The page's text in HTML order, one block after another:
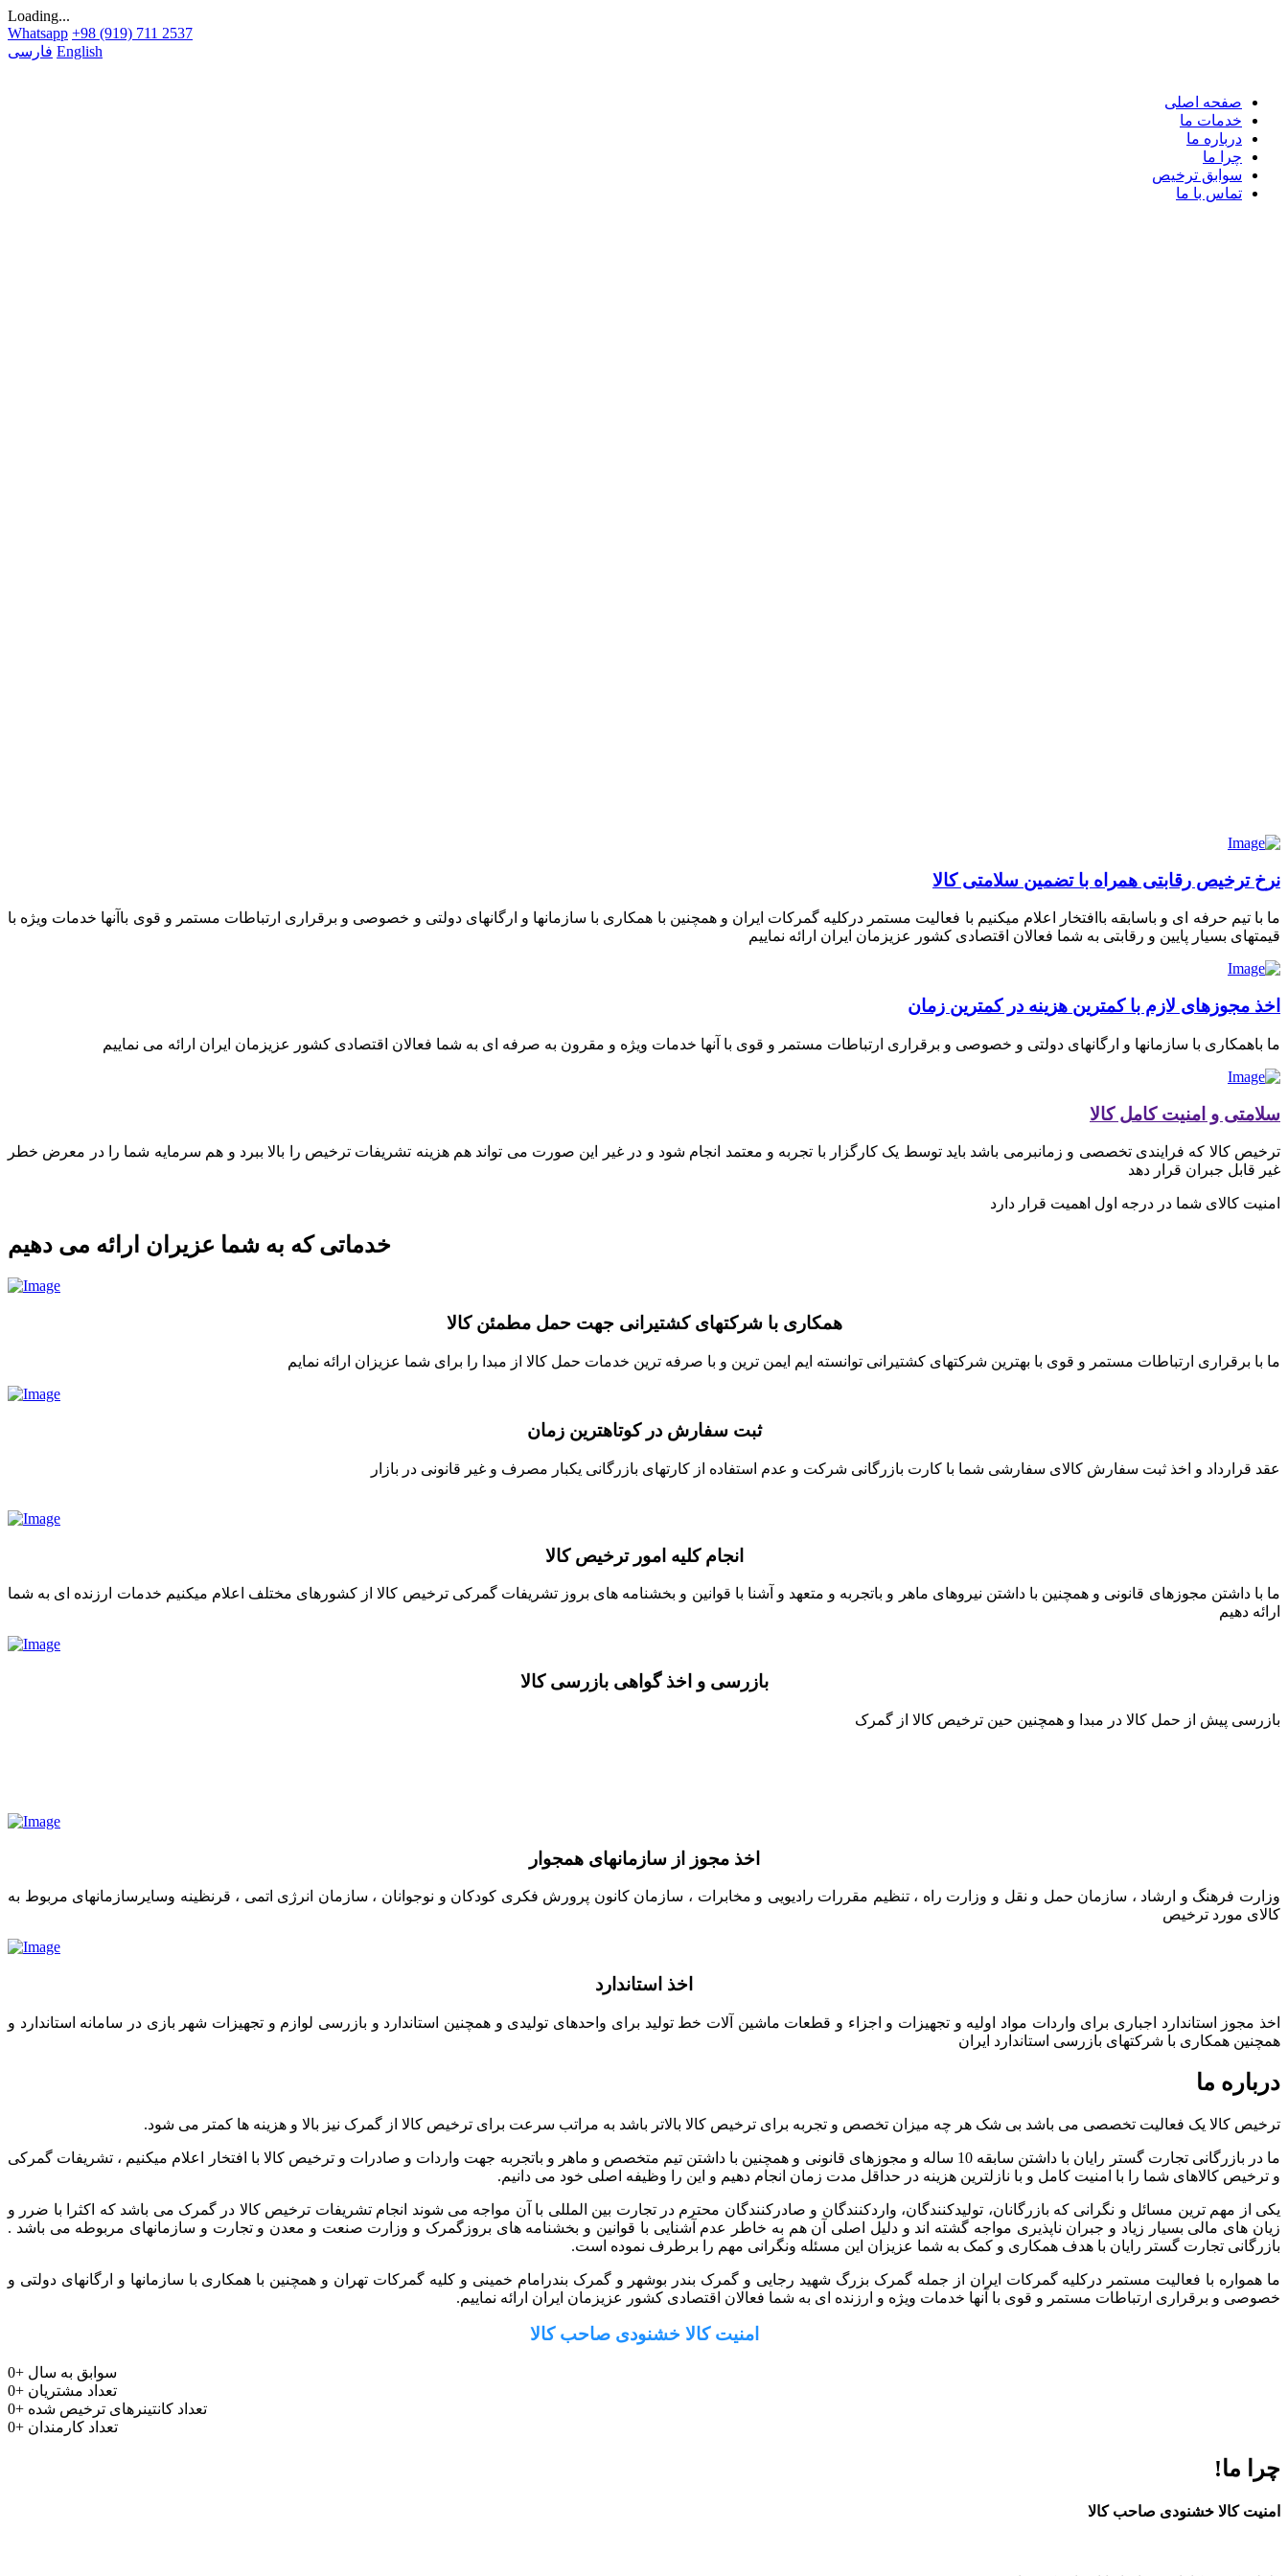
Loading...
Whatsapp +98 (919) 711 2537
فارسی English
صفحه اصلی
خدمات ما
درباره ما
چرا ما
سوابق ترخیص
تماس با ما
نرخ ترخیص رقابتی همراه با تضمین سلامتی کالا
ما با تیم حرفه ای و باسابقه باافتخار اعلام میکنیم با فعالیت مستمر درکلیه گمرکات ایران و همچنین با همکاری با سازمانها و ارگانهای دولتی و خصوصی و برقراری ارتباطات مستمر و قوی باآنها خدمات ویژه با
قیمتهای بسیار پایین و رقابتی به شما فعالان اقتصادی کشور عزیزمان ایران ارائه نماییم
اخذ مجوزهای لازم با کمترین هزینه در کمترین زمان
ما باهمکاری با سازمانها و ارگانهای دولتی و خصوصی و برقراری ارتباطات مستمر و قوی با آنها خدمات ویژه و مقرون به صرفه ای به شما فعالان اقتصادی کشور عزیزمان ایران ارائه می نماییم
سلامتی و امنیت کامل کالا
ترخیص کالا که فرایندی تخصصی و زمانبرمی باشد باید توسط یک کارگزار با تجربه و معتمد انجام شود و در غیر این صورت می تواند هم هزینه تشریفات ترخیص را بالا ببرد و هم سرمایه شما را در معرض خطر
غیر قابل جبران قرار دهد
امنیت کالای شما در درجه اول اهمیت قرار دارد
خدماتی که به شما عزیران ارائه می دهیم
همکاری با شرکتهای کشتیرانی جهت حمل مطمئن کالا
ما با برقراری ارتباطات مستمر و قوی با بهترین شرکتهای کشتیرانی توانسته ایم ایمن ترین و با صرفه ترین خدمات حمل کالا از مبدا را برای شما عزیزان ارائه نمایم
ثبت سفارش در کوتاهترین زمان
عقد قرارداد و اخذ ثبت سفارش کالای سفارشی شما با کارت بازرگانی شرکت و عدم استفاده از کارتهای بازرگانی یکبار مصرف و غیر قانونی در بازار
انجام کلیه امور ترخیص کالا
ما با داشتن مجوزهای قانونی و همچنین با داشتن نیروهای ماهر و باتجربه و متعهد و آشنا با قوانین و بخشنامه های بروز تشریفات گمرکی ترخیص کالا از کشورهای مختلف اعلام میکنیم خدمات ارزنده ای به شما
ارائه دهیم
بازرسی و اخذ گواهی بازرسی کالا
بازرسی پیش از حمل کالا در مبدا و همچنین حین ترخیص کالا از گمرک
اخذ مجوز از سازمانهای همجوار
وزارت فرهنگ و ارشاد ، سازمان حمل و نقل و وزارت راه ، تنظیم مقررات رادیویی و مخابرات ، سازمان کانون پرورش فکری کودکان و نوجوانان ، سازمان انرژی اتمی ، قرنظینه وسایرسازمانهای مربوط به
کالای مورد ترخیص
اخذ استاندارد
اخذ مجوز استاندارد اجباری برای واردات مواد اولیه و تجهیزات و اجزاء و قطعات ماشین آلات خط تولید برای واحدهای تولیدی و همچنین استاندارد و بازرسی لوازم و تجهیزات شهر بازی در سامانه استاندارد و
همچنین همکاری با شرکتهای بازرسی استاندارد ایران
درباره ما
ترخیص کالا یک فعالیت تخصصی می باشد بی شک هر چه میزان تخصص و تجربه برای ترخیص کالا بالاتر باشد به مراتب سرعت برای ترخیص کالا از گمرک نیز بالا و هزینه ها کمتر می شود.
ما در بازرگانی تجارت گستر رایان با داشتن سابقه 10 ساله و مجوزهای قانونی و همچنین با داشتن تیم متخصص و ماهر و باتجربه جهت واردات و صادرات و ترخیص کالا با افتخار اعلام میکنیم ، تشریفات گمرکی
و ترخیص کالاهای شما را با امنیت کامل و با نازلترین هزینه در حداقل مدت زمان انجام دهیم و این را وظیفه اصلی خود می دانیم.
یکی از مهم ترین مسائل و نگرانی که بازرگانان، تولیدکنندگان، واردکنندگان و صادرکنندگان محترم در تجارت بین المللی با آن مواجه می شوند انجام تشریفات ترخیص کالا در گمرک می باشد که اکثرا با ضرر و
زیان های مالی بسیار زیاد و جبران ناپذیری مواجه گشته اند و دلیل اصلی آن هم به خاطر عدم آشنایی با قوانین و بخشنامه های بروزگمرک و وزارت صنعت و معدن و تجارت و سازمانهای مربوطه می باشد .
بازرگانی تجارت گستر رایان با هدف همکاری و کمک به شما عزیزان این مسئله ونگرانی مهم را برطرف نموده است.
ما همواره با فعالیت مستمر درکلیه گمرکات ایران از جمله گمرک بزرگ شهید رجایی و گمرک بندر بوشهر و گمرک بندرامام خمینی و کلیه گمرکات تهران و همچنین با همکاری با سازمانها و ارگانهای دولتی و
خصوصی و برقراری ارتباطات مستمر و قوی با آنها خدمات ویژه و ارزنده ای به شما فعالان اقتصادی کشور عزیزمان ایران ارائه نماییم.
امنیت کالا خشنودی صاحب کالا
0+ سوابق به سال
0+ تعداد مشتریان
0+ تعداد کانتینرهای ترخیص شده
0+ تعداد کارمندان
چرا ما!
امنیت کالا خشنودی صاحب کالا